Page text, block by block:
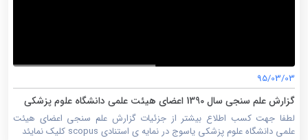
95/03/03
گزارش علم سنجی سال 1390 اعضای هیئت علمی دانشگاه علوم پزشکی
یاسوج
لطفا جهت کسب اطلاع بیشتر از جزئیات گزارش علم سنجی اعضای هیئت
علمی دانشگاه علوم پزشکی یاسوج در نمایه ی استنادی scopus کلیک نمایئد